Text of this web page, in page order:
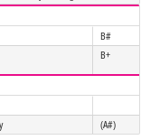
B#
B+
(A#)